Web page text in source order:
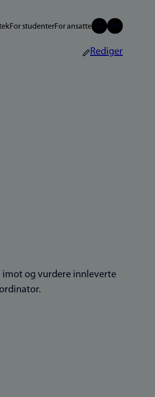
For studenterFor ansatte
Rediger
imot og vurdere innleverte